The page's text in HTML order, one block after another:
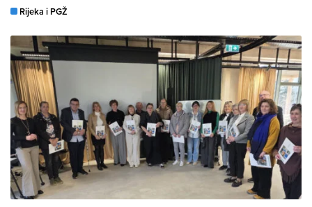
Rijeka i PGŽ